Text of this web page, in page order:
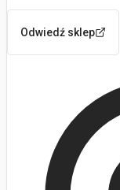
Odwiedź sklep